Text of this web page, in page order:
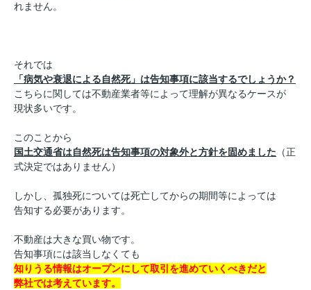
れません。
それでは
「病気や衰退による自然死」は告知事項に該当するでしょうか？
こちらに関しては不動産業者等によって理解が異なるケースが
現状多いです。
このことから
国土交通省は自然死は告知事項の対象外と方針を固めました （正
式決定ではありません）
しかし、孤独死については死亡してからの期間等によっては
告知する必要があります。
不動産は大きな買い物です。
告知事項には該当しなくても
知りうる情報はオープンにして取引を進めていくべきだと
弊社では考えています。